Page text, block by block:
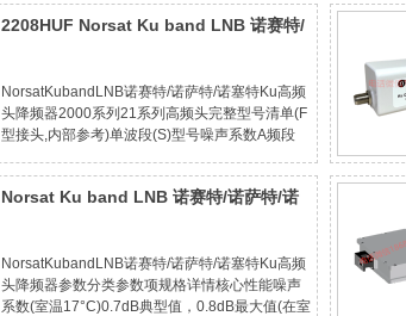
列C波段LNB，采用全密封结构设计，具备防潮
防尘性能（防护等级IP66）。产品隶属
2208HUF Norsat Ku band LNB 诺赛特/
列
NorsatKubandLNB诺赛特/诺萨特/诺塞特Ku高频
头降频器2000系列21系列高频头完整型号清单(F
型接头,内部参考)单波段(S)型号噪声系数A频段
(10.95-11.70GHz)D频段(10.70-
11.80GHz)0.7dB2107HSAF2107HSBF2107HS
Norsat Ku band LNB 诺赛特/诺萨特/诺
NorsatKubandLNB诺赛特/诺萨特/诺塞特Ku高频
头降频器参数分类参数项规格详情核心性能噪声
系数(室温17°C)0.7dB典型值，0.8dB最大值(在室